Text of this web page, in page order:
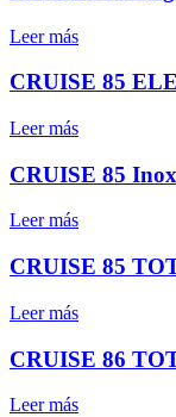
Leer más
CRUISE 85
Leer más
CRUISE 85
Leer más
CRUISE 85
Leer más
CRUISE 86
Leer más